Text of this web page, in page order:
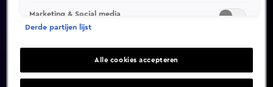
Marketing & Social media
Derde partijen lijst
Alle cookies accepteren